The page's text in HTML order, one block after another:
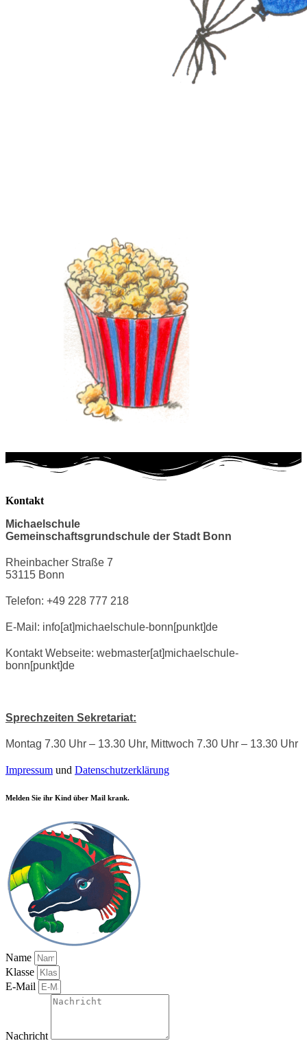
Kontakt
Michaelschule
Gemeinschaftsgrundschule der Stadt Bonn
Rheinbacher Straße 7
53115 Bonn
Telefon: +49 228 777 218
E-Mail: info[at]michaelschule-bonn[punkt]de
Kontakt Webseite: webmaster[at]michaelschule-
bonn[punkt]de
Sprechzeiten Sekretariat:
Montag 7.30 Uhr – 13.30 Uhr, Mittwoch 7.30 Uhr – 13.30 Uhr
Impressum und Datenschutzerklärung
Melden Sie ihr Kind über Mail krank.
Name
Klasse
E-Mail
Nachricht